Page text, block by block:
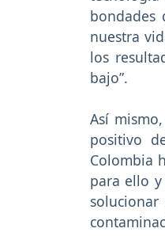
bondades
nuestra
los
bajo”.
Así
positivo
Colombia
para ello